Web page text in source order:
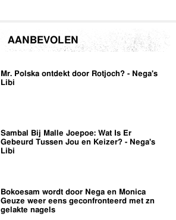
AANBEVOLEN
Mr. Polska ontdekt door Rotjoch? - Nega's
Libi
Sambal Bij Malle Joepoe: Wat Is Er
Gebeurd Tussen Jou en Keizer? - Nega's
Libi
Bokoesam wordt door Nega en Monica
Geuze weer eens geconfronteerd met zn
gelakte nagels